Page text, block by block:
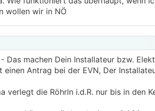
wollen wir in NÖ
Das machen Dein Installateur bzw.
einen Antrag bei der EVN, Der
verlegt die Röhrln i.d.R. nur bis in den